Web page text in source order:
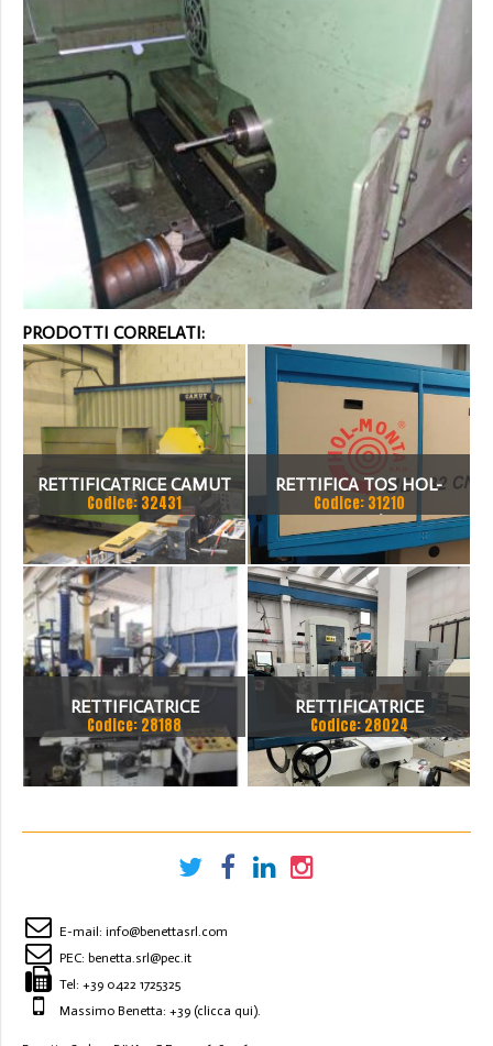
PRODOTTI CORRELATI:
RETTIFICATRICE CAMUT
Codice: 32431
RETTIFICA TOS HOL-
MONTA UB 32/1000 CNC
TIPOLOGIA MACCHINA:
RETTIFICATRICE
CILINDRICA
Codice: 31210
RETTIFICATRICE
TANGENZIALE SUPERTEC
MOD. STP 1022 AD
Codice: 28188
RETTIFICATRICE
TANGENZIALE KENT KGS
250 AHD
Codice: 28024
E-mail: info@benettasrl.com
PEC: benetta.srl@pec.it
Tel: +39 0422 1725325
Massimo Benetta: +39 (clicca qui).